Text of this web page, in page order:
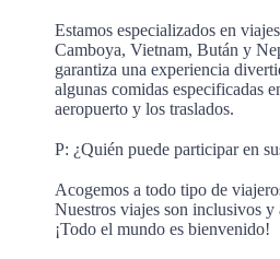
Estamos especializados en
Camboya, Vietnam, Bután y
garantiza una experiencia
algunas comidas especificadas
aeropuerto y los traslados.
P: ¿Quién puede participar en
Acogemos a todo tipo de
Nuestros viajes son inclusivos
¡Todo el mundo es bienvenido!